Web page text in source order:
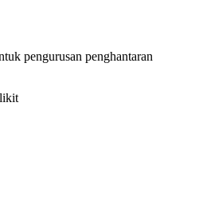
pengurusan penghantaran